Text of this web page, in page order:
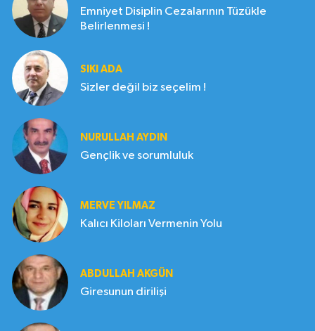
Emniyet Disiplin Cezalarının Tüzükle
Belirlenmesi !
SIKI ADA
Sizler değil biz seçelim !
NURULLAH AYDIN
Gençlik ve sorumluluk
MERVE YILMAZ
Kalıcı Kiloları Vermenin Yolu
ABDULLAH AKGÜN
Giresunun dirilişi